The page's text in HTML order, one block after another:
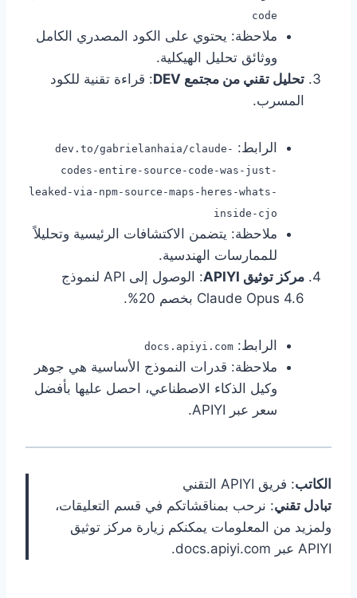
code
ملاحظة: يحتوي على الكود المصدري الكامل
ووثائق تحليل الهيكلية.
تحليل تقني من مجتمع DEV
: قراءة تقنية للكود
المسرب.
الرابط: dev.to/gabrielanhaia/claude-
codes-entire-source-code-was-just-
leaked-via-npm-source-maps-heres-whats-
inside-cjo
ملاحظة: يتضمن الاكتشافات الرئيسية وتحليلاً
للممارسات الهندسية.
مركز توثيق APIYI
: الوصول إلى API لنموذج
Claude Opus 4.6 بخصم 20%.
الرابط: docs.apiyi.com
ملاحظة: قدرات النموذج الأساسية هي جوهر
وكيل الذكاء الاصطناعي، احصل عليها بأفضل
سعر عبر APIYI.
الكاتب: فريق APIYI التقني
تبادل تقني: نرحب بمناقشاتكم في قسم التعليقات،
ولمزيد من المعلومات يمكنكم زيارة مركز توثيق
APIYI عبر docs.apiyi.com.